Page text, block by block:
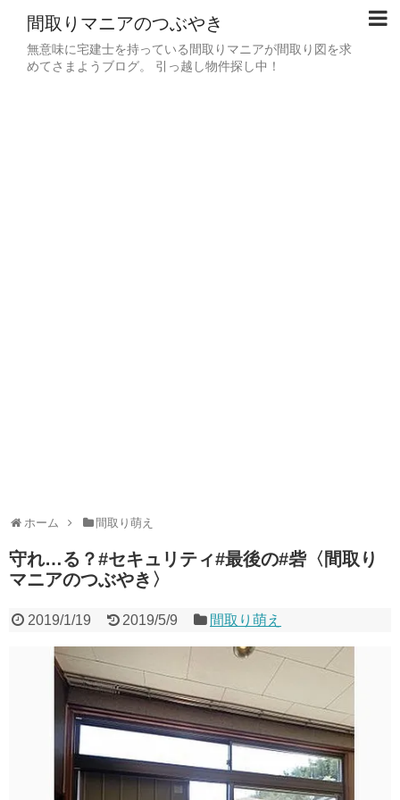
間取りマニアのつぶやき
無意味に宅建士を持っている間取りマニアが間取り図を求
めてさまようブログ。 引っ越し物件探し中！
ホーム 間取り萌え
守れ…る？#セキュリティ#最後の#砦〈間取り
マニアのつぶやき〉
2019/1/19 2019/5/9 間取り萌え